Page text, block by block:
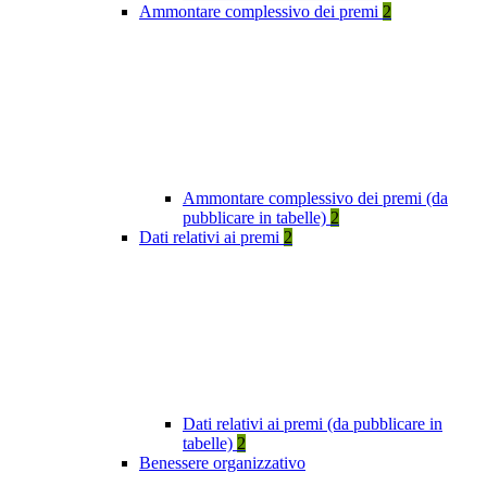
Ammontare complessivo dei premi 2
Ammontare complessivo dei premi (da
pubblicare in tabelle) 2
Dati relativi ai premi 2
Dati relativi ai premi (da pubblicare in
tabelle) 2
Benessere organizzativo